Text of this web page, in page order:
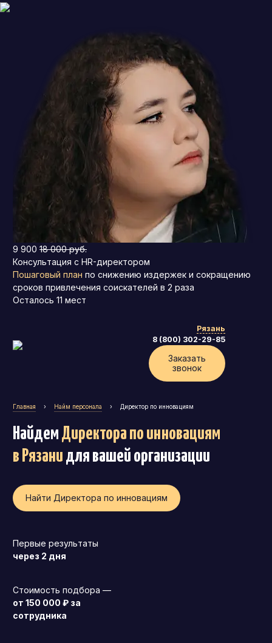
9 900 18 000 руб.
Консультация с HR-директором
Пошаговый план по снижению издержек и сокращению
сроков привлечения соискателей в 2 раза
Осталось 11 мест
Рязань
8 (800) 302-29-85
Заказать
звонок
Генеральный директор (CEO)
Директор по маркетингу (CMO)
Операционный директор (COO)
Директор по стратегическому развитию
Финансовый директор (CFO)
Главная › Найм персонала › Директор по инновациям
Найдем Директора по инновациям
в Рязани для вашей организации
Найти Директора по инновациям
Первые результаты
через 2 дня
Стоимость подбора —
от 150 000 ₽ за
сотрудника